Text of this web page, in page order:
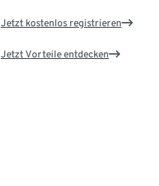
Jetzt kostenlos registrieren
Jetzt Vorteile entdecken